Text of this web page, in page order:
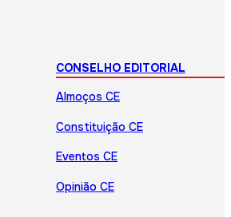
CONSELHO EDITORIAL
Almoços CE
Constituição CE
Eventos CE
Opinião CE